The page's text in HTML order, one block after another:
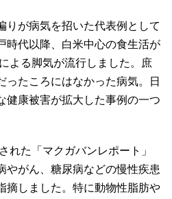
りが病気を招いた代表例として
時代以降、白米中心の食生活が
よる脚気が流行しました。庶
ったころにはなかった病気。日
健康被害が拡大した事例の一つ
れた「マクガバンレポート」
やがん、糖尿病などの慢性疾患
摘しました。特に動物性脂肪や